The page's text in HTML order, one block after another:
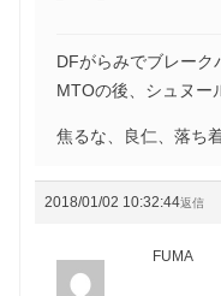
DFがらみでブレーク
MTOの後、シュヌー
焦るな、良仁、落ち
2018/01/02 10:32:44返信
FUMA